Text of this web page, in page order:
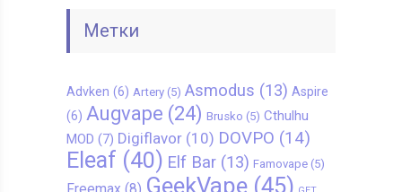
Метки
Advken (6) Artery(5) Asmodus (13) Aspire
(6) Augvape (24) Brusko (5) Cthulhu
MOD (7) Digiflavor(10) DOVPO (14)
Eleaf (40) Elf Bar(13) Famovape(5)
GeekVape(45)